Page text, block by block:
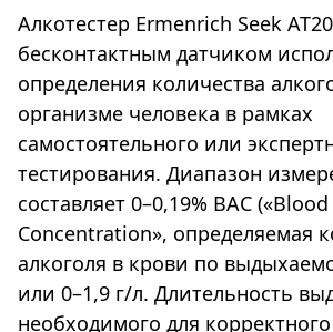
Алкотестер Ermenrich Seek
бесконтактным датчиком
определения количества
организме человека в рамках
самостоятельного или
тестирования. Диапазон
составляет 0–0,19% BAC
Concentration», определяемая
алкоголя в крови по
или 0–1,9 г/л. Длительность
необходимого для